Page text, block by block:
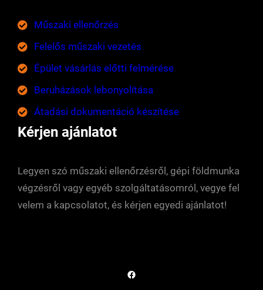
Műszaki ellenőrzés
Felelős műszaki vezetés
Épület vásárlás előtti felmérése
Beruházások lebonyolítása
Átadási dokumentáció készítése
Kérjen ajánlatot
Legyen szó műszaki ellenőrzésről, gépi földmunka
végzésről vagy egyéb szolgáltatásomról, vegye fel
velem a kapcsolatot, és kérjen egyedi ajánlatot!
Facebook